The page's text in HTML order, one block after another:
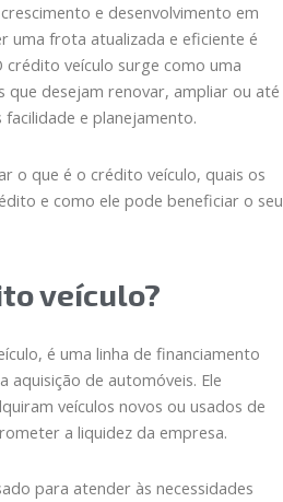
e desenvolvimento em
uma frota atualizada e eficiente é
veículo surge como uma
que desejam renovar, ampliar ou até
e planejamento.
o que é o crédito veículo, quais os
e como ele pode beneficiar o seu
veículo?
é uma linha de financiamento
aquisição de automóveis. Ele
veículos novos ou usados de
a liquidez da empresa.
para atender às necessidades